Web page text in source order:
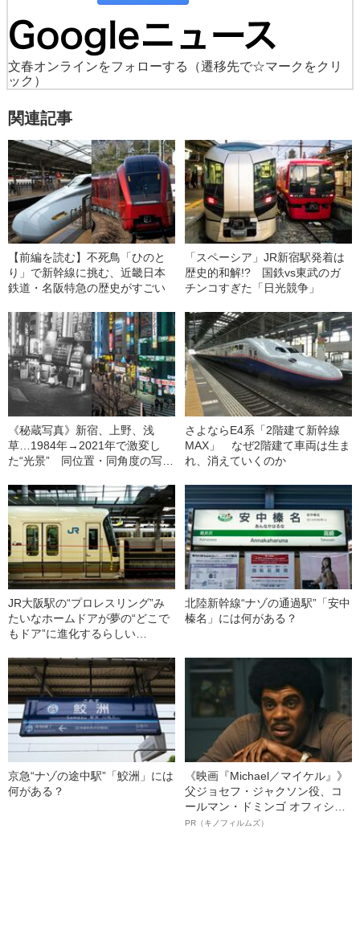
文春オンラインをフォローする
（遷移先で☆マークをクリ
ック）
関連記事
【前編を読む】不死鳥「ひのと
り」で新幹線に挑む、近畿日本
鉄道・名阪特急の歴史がすごい
「スペーシア」JR新宿駅発着は
歴史的和解!? 国鉄vs東武のガ
チンコすぎた「日光競争」
《秘蔵写真》新宿、上野、浅
草…1984年→2021年で激変し
た“光景” 同位置・同角度の写真
さよならE4系「2階建て新幹線
MAX」 なぜ2階建て車両は生ま
れ、消えていくのか
JR大阪駅の“プロレスリング”み
たいなホームドアが夢の“どこで
もドア”に進化するらしい
北陸新幹線“ナゾの通過駅”「安中
榛名」には何がある？
京急“ナゾの途中駅”「鮫洲」には
何がある？
《映画『Michael／マイケル』》
父ジョセフ・ジャクソン役、コ
ールマン・ドミンゴ オフィシャ
ルインタビュー“観客を魅了した
PR（キノフィルムズ）